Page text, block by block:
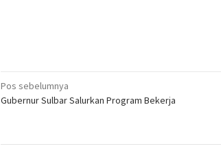
Navigasi
pos
Pos sebelumnya
Gubernur Sulbar Salurkan Program Bekerja